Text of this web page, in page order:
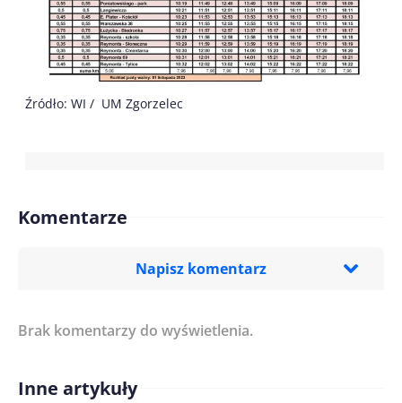
Źródło: WI / UM Zgorzelec
Komentarze
Napisz komentarz
Treść komentarza*
Imię/ Nick*
Brak komentarzy do wyświetlenia.
Inne artykuły